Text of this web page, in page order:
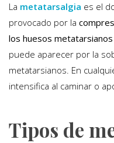
La metatarsalgia es el
provocado por la
los huesos
puede aparecer por la
metatarsianos. En
intensifica al caminar o
Tipos de